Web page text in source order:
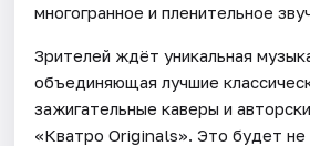
многогранное и пленительное
Зрителей ждёт уникальная
объединяющая лучшие
зажигательные каверы и
«Кватро Originals». Это будет не